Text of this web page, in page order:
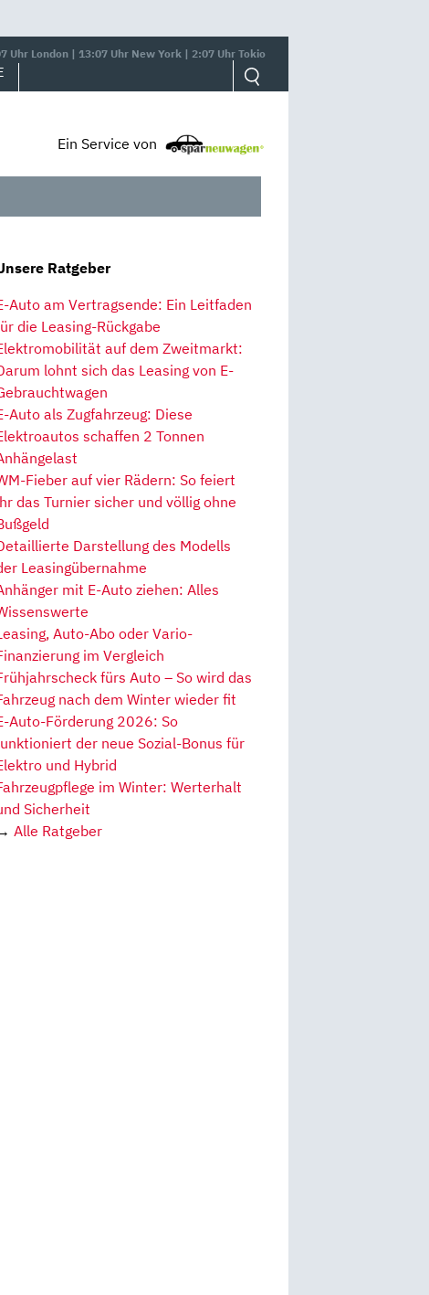
London | 13:07 Uhr New York | 2:07 Uhr Tokio
Ein Service von
Ratgeber
Auto am Vertragsende: Ein Leitfaden
die Leasing-Rückgabe
auf dem Zweitmarkt:
lohnt sich das Leasing von E-
Auto als Zugfahrzeug: Diese
schaffen 2 Tonnen
Fieber auf vier Rädern: So feiert
das Turnier sicher und völlig ohne
Darstellung des Modells
Leasingübernahme
mit E-Auto ziehen: Alles
Auto-Abo oder Vario-
im Vergleich
fürs Auto – So wird das
nach dem Winter wieder fit
Auto-Förderung 2026: So
der neue Sozial-Bonus für
und Hybrid
im Winter: Werterhalt
Sicherheit
Alle Ratgeber